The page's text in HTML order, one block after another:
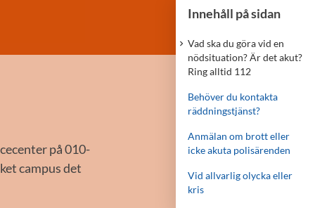
Innehåll på sidan
Vad ska du göra vid en
nödsituation? Är det akut?
Ring alltid 112
Behöver du kontakta
räddningstjänst?
Anmälan om brott eller
icke akuta polisärenden
Vid allvarlig olycka eller
kris
på 010-
campus det